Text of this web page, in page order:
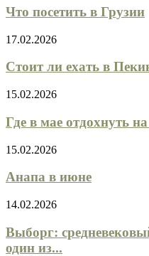
Что посетить в Грузии
17.02.2026
Стоит ли ехать в
15.02.2026
Где в мае отдохнуть
15.02.2026
Анапа в июне
14.02.2026
Выборг:
один из...